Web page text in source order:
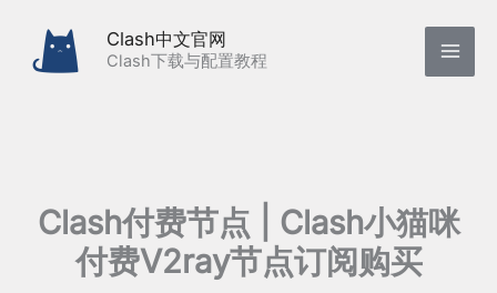
Clash中文官网
Clash下载与配置教程
Clash付费节点 | Clash小猫咪
付费V2ray节点订阅购买